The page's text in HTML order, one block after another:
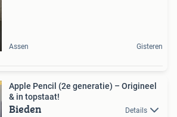
Assen Gisteren
Apple Pencil (2e generatie) – Origineel
& in topstaat!
Bieden Details